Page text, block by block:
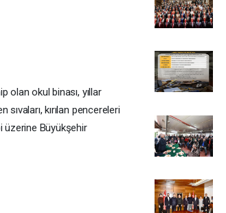
olan okul binası, yıllar
kırılan pencereleri
üzerine Büyükşehir